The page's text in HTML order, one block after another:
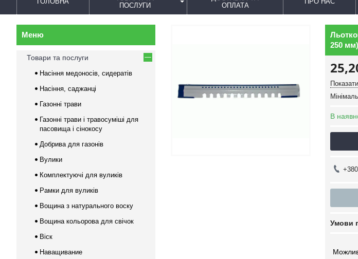
ПОСЛУГИ
ОПЛАТА
250 мм)
В
Товари та послуги
Насіння медоносів, сидератів
Насіння, саджанці
Газонні трави
Газонні трави і травосуміші для
пасовища і сінокосу
Добрива для газонів
Вулики
Комплектуючі для вуликів
Рамки для вуликів
Вощина з натурального воску
Вощина кольорова для свічок
Віск
Наващивание